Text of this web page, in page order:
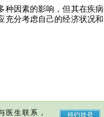
种因素的影响，但其在疾
充分考虑自己的经济状况
医生联系，